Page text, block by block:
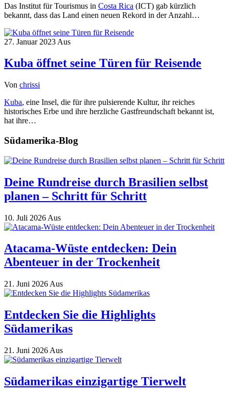
Das Institut für Tourismus in Costa Rica (ICT) gab kürzlich
bekannt, dass das Land einen neuen Rekord in der Anzahl…
27. Januar 2023 Aus
Kuba öffnet seine Türen für Reisende
Von chrissi
Kuba, eine Insel, die für ihre pulsierende Kultur, ihr reiches
historisches Erbe und ihre herzliche Gastfreundschaft bekannt ist,
hat ihre…
Südamerika-Blog
Deine Rundreise durch Brasilien selbst
planen – Schritt für Schritt
10. Juli 2026 Aus
Atacama-Wüste entdecken: Dein
Abenteuer in der Trockenheit
21. Juni 2026 Aus
Entdecken Sie die Highlights
Südamerikas
21. Juni 2026 Aus
Südamerikas einzigartige Tierwelt